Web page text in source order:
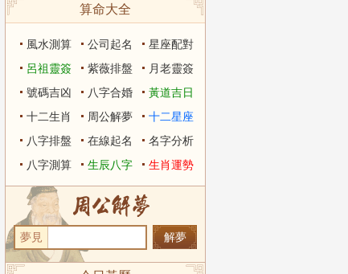
算命大全
風水測算 公司起名
星座配對
呂祖靈簽
紫薇排盤
月老靈簽
號碼吉凶
八字合婚
黃道吉日
十二生肖
周公解夢
十二星座
八字排盤
在線起名
名字分析
八字測算
生辰八字 生肖運勢
夢見